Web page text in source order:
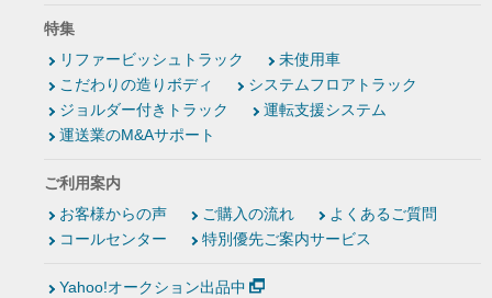
特集
リファービッシュトラック
未使用車
こだわりの造りボディ
システムフロアトラック
ジョルダー付きトラック
運転支援システム
運送業のM&Aサポート
ご利用案内
お客様からの声
ご購入の流れ
よくあるご質問
コールセンター
特別優先ご案内サービス
Yahoo!オークション出品中